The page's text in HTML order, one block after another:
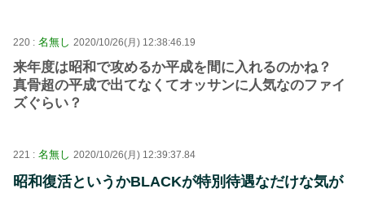
220 : 名無し 2020/10/26(月) 12:38:46.19
来年度は昭和で攻めるか平成を間に入れるのかね？
真骨超の平成で出てなくてオッサンに人気なのファイ
ズぐらい？
221 : 名無し 2020/10/26(月) 12:39:37.84
昭和復活というかBLACKが特別待遇なだけな気が